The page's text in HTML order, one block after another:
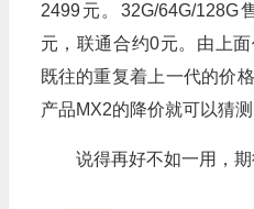
2499元。32G/64G/128G
元，联通合约0元。由上
既往的重复着上一代的价
产品MX2的降价就可以猜测
说得再好不如一用，期